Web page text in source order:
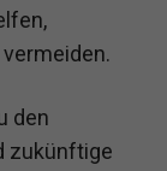
den
zukünftige